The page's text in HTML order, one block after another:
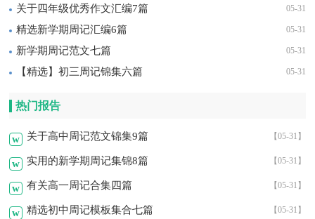
05-31
关于四年级优秀作文汇编7篇
05-31
精选新学期周记汇编6篇
05-31
新学期周记范文七篇
05-31
【精选】初三周记锦集六篇
热门报告
w 【05-31】
关于高中周记范文锦集9篇
w 【05-31】
实用的新学期周记集锦8篇
w 【05-31】
有关高一周记合集四篇
w 【05-31】
精选初中周记模板集合七篇